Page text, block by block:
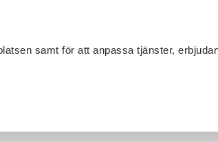
samt för att anpassa tjänster,